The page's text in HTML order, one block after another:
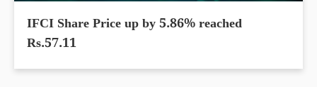
IFCI Share Price up by 5.86% reached
Rs.57.11